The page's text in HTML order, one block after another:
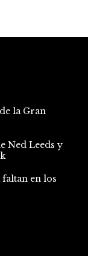
la Gran
Ned Leeds y
faltan en los